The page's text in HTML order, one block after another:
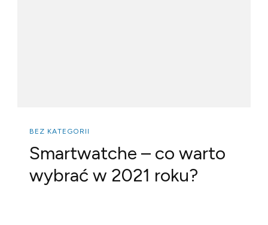
BEZ KATEGORII
Smartwatche – co warto
wybrać w 2021 roku?